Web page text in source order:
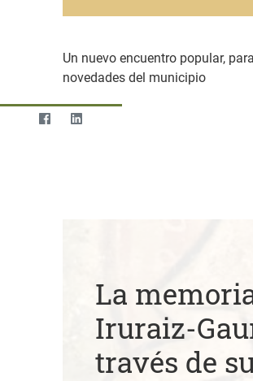
Un nuevo encuentro popular,
novedades del municipio
La
Iruraiz-
través de